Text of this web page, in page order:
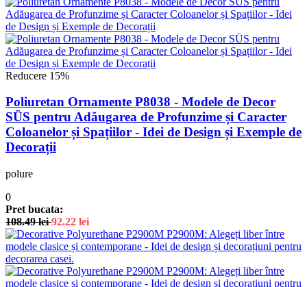
Reducere 15%
Poliuretan Ornamente P8038 - Modele de Decor
SÜS pentru Adăugarea de Profunzime și Caracter
Coloanelor și Spațiilor - Idei de Design și Exemple de
Decorații
polure
0
Pret bucata:
108.49lei 92.22 lei